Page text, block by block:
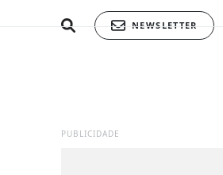
NEWSLETTER
PUBLICIDADE